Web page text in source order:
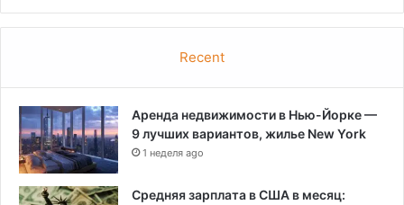
Recent
Аренда недвижимости в Нью-Йорке —
9 лучших вариантов, жилье New York
1 неделя ago
Средняя зарплата в США в месяц: